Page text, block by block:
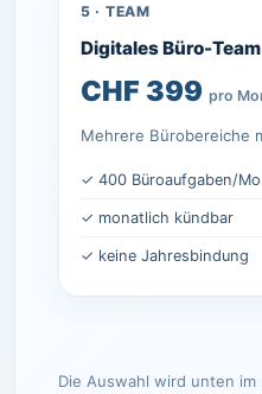
5 · TEAM
Digitales Büro-Team
CHF 399 pro
Mehrere Bürobereiche
✓ 400 Büroaufgaben/
✓ monatlich kündbar
✓ keine Jahresbindung
Die Auswahl wird unten